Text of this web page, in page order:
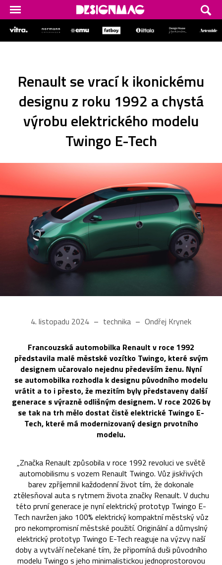
Renault se vrací k ikonickému
designu z roku 1992 a chystá
výrobu elektrického modelu
Twingo E-Tech
4. listopadu 2024 technika Ondřej Krynek
Francouzská automobilka Renault v roce 1992
představila malé městské vozítko Twingo, které svým
designem učarovalo nejednu především ženu. Nyní
se automobilka rozhodla k designu původního modelu
vrátit a to i přesto, že mezitím byly představeny další
generace s výrazně odlišným designem. V roce 2026 by
se tak na trh mělo dostat čistě elektrické Twingo E-
Tech, které má modernizovaný design prvotního
modelu.
„Značka Renault způsobila v roce 1992 revoluci ve světě
automobilismu s vozem Renault Twingo. Vůz jiskřivých
barev zpříjemnil každodenní život tím, že dokonale
ztělesňoval auta s rytmem života značky Renault. V duchu
této první generace je nyní elektrický prototyp Twingo E-
Tech navržen jako 100% elektrický kompaktní městský vůz
pro nekompromisní městské použití. Originální a důmyslný
elektrický prototyp Twingo E-Tech reaguje na výzvy naší
doby a vytváří nečekané tím, že připomíná duši původního
modelu Twingo s jeho minimalistickou jednoprostorovou